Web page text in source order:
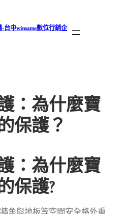
台中winsame數位行銷企
：為什麼寶
保護？
：為什麼寶
保護?
角與地板等空間安全格外重